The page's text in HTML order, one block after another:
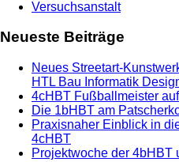
Versuchsanstalt
Neueste Beiträge
Neues Streetart-
HTL Bau Informatik
4cHBT Fußballmeister
Die 1bHBT am
Praxisnaher Einblick in
4cHBT
Projektwoche der 4bHBT